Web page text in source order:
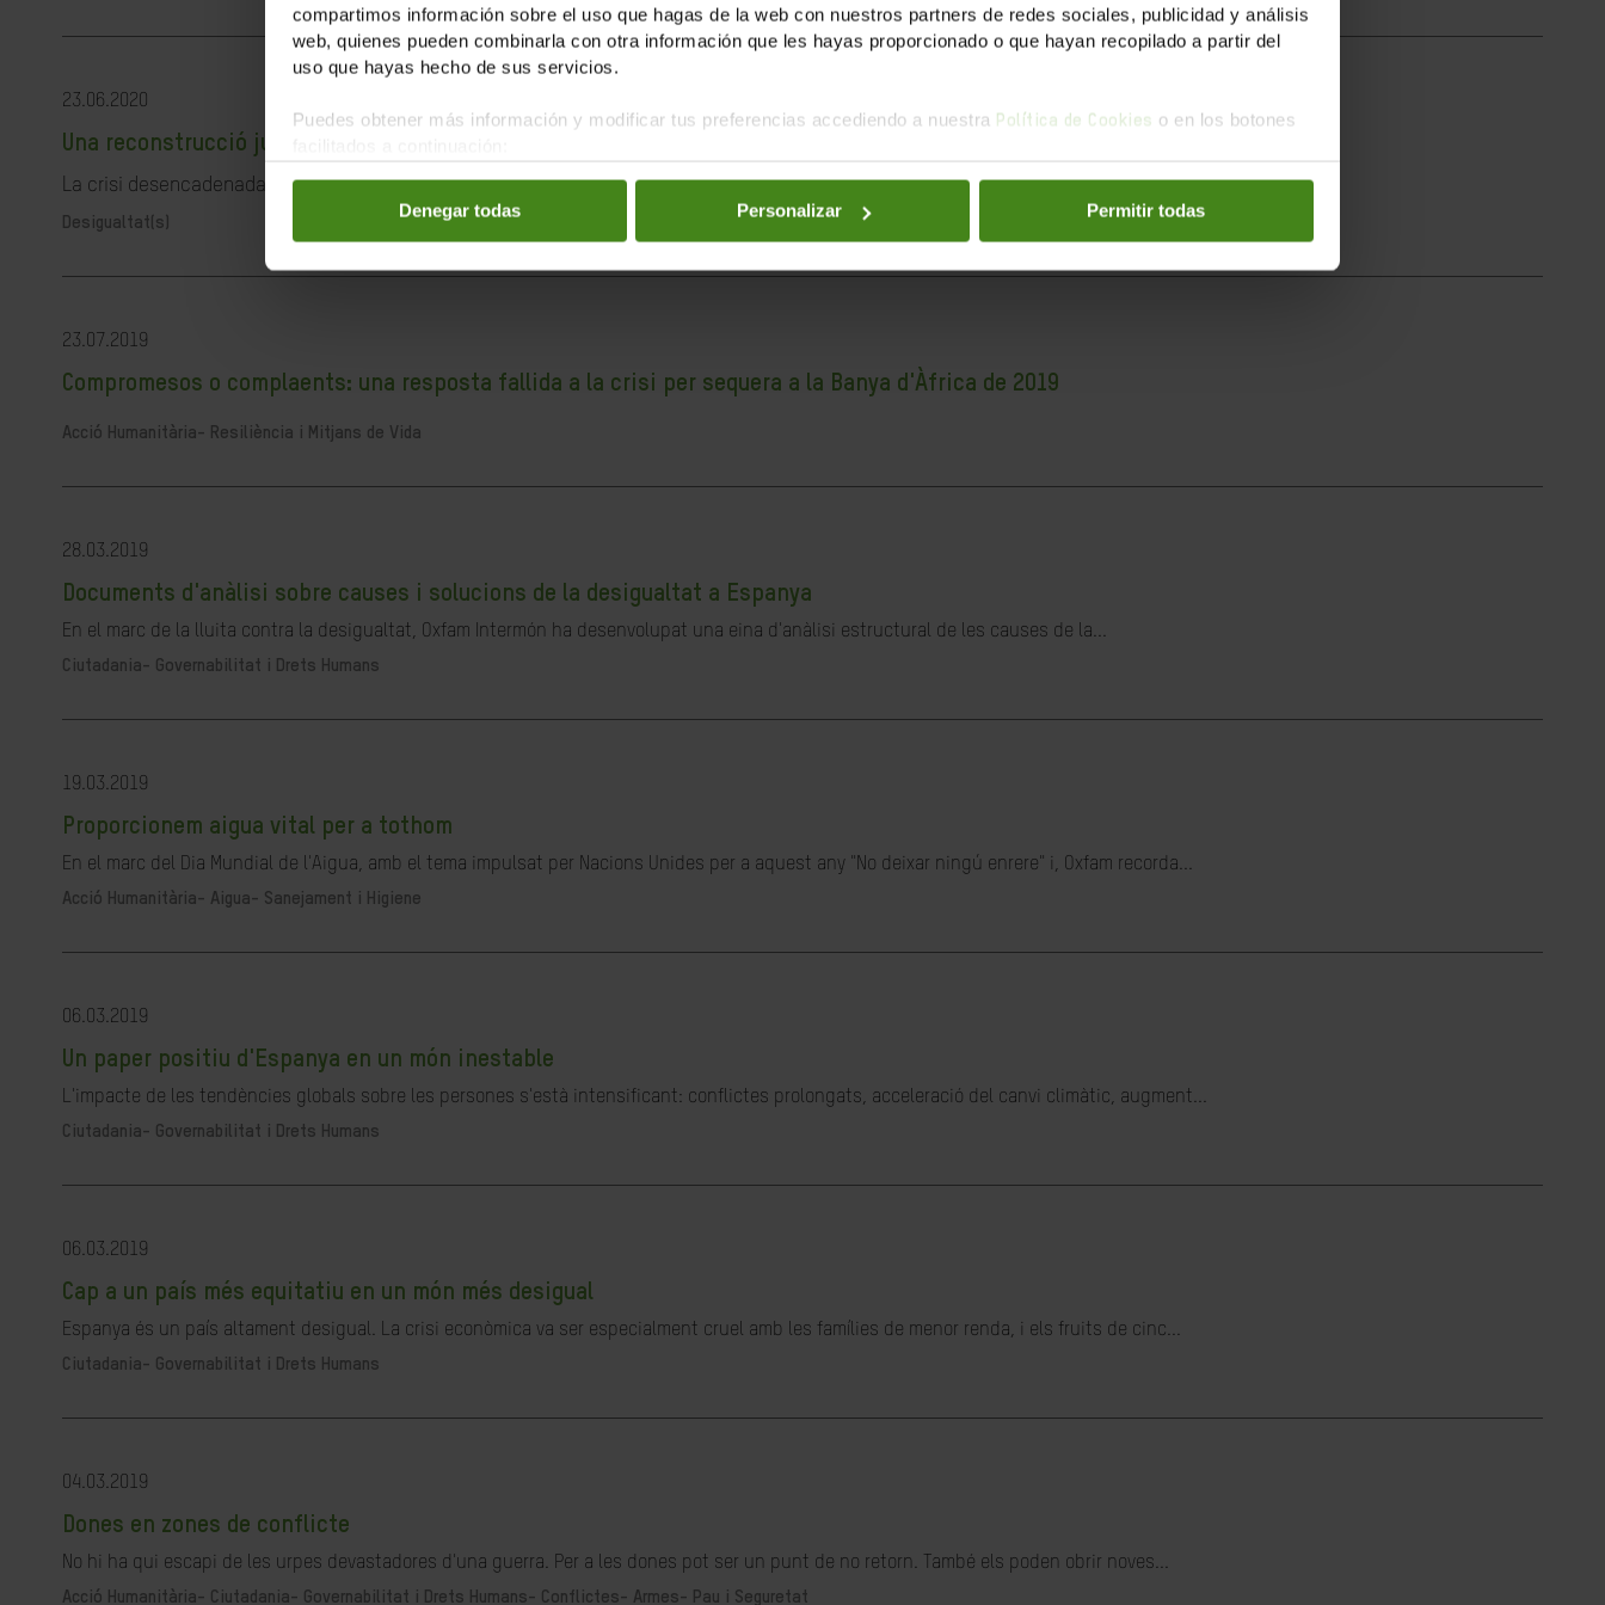
compartimos información sobre el uso que hagas de la web con nuestros partners de redes sociales, publicidad y análisis
web, quienes pueden combinarla con otra información que les hayas proporcionado o que hayan recopilado a partir del
uso que hayas hecho de sus servicios.
Puedes obtener más información y modificar tus preferencias accediendo a nuestra Política de Cookies o en los botones
Denegar todas Personalizar Permitir todas
23.06.2020
Una reconstrucció justa és possible i necessària
La crisi desencadenada per la pandèmia de la COVID-19 ha revelat la debilitat del nostre sistema sanitari, les limitacions de les...
Desigualtat(s)
23.07.2019
Compromesos o complaents: una resposta fallida a la crisi per sequera a la Banya d'Àfrica de 2019
Acció Humanitària- Resiliència i Mitjans de Vida
28.03.2019
Documents d'anàlisi sobre causes i solucions de la desigualtat a Espanya
En el marc de la lluita contra la desigualtat, Oxfam Intermón ha desenvolupat una eina d'anàlisi estructural de les causes de la...
Ciutadania- Governabilitat i Drets Humans
19.03.2019
Proporcionem aigua vital per a tothom
En el marc del Dia Mundial de l'Aigua, amb el tema impulsat per Nacions Unides per a aquest any "No deixar ningú enrere" i, Oxfam recorda...
Acció Humanitària- Aigua- Sanejament i Higiene
06.03.2019
Un paper positiu d'Espanya en un món inestable
L'impacte de les tendències globals sobre les persones s'està intensificant: conflictes prolongats, acceleració del canvi climàtic, augment...
Ciutadania- Governabilitat i Drets Humans
06.03.2019
Cap a un país més equitatiu en un món més desigual
Espanya és un país altament desigual. La crisi econòmica va ser especialment cruel amb les famílies de menor renda, i els fruits de cinc...
Ciutadania- Governabilitat i Drets Humans
04.03.2019
Dones en zones de conflicte
No hi ha qui escapi de les urpes devastadores d'una guerra. Per a les dones pot ser un punt de no retorn. També els poden obrir noves...
Acció Humanitària- Ciutadania- Governabilitat i Drets Humans- Conflictes- Armes- Pau i Seguretat